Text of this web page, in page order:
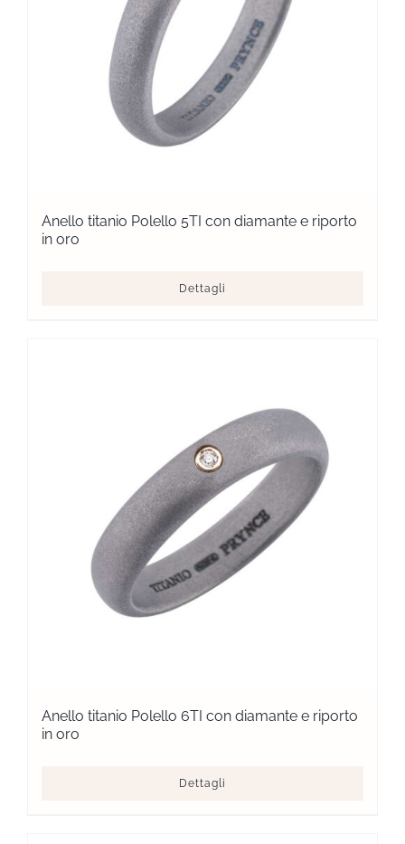
Anello titanio Polello 5TI con diamante e riporto
in oro
Dettagli
Anello titanio Polello 6TI con diamante e riporto
in oro
Dettagli